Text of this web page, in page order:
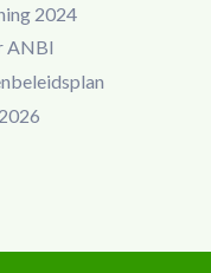
2024
ANBI